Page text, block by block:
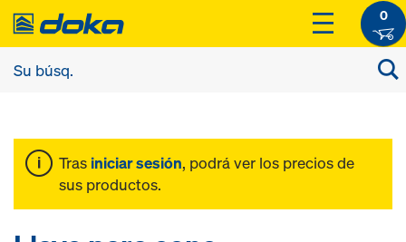
0
Tras iniciar sesión, podrá ver los precios de
sus productos.